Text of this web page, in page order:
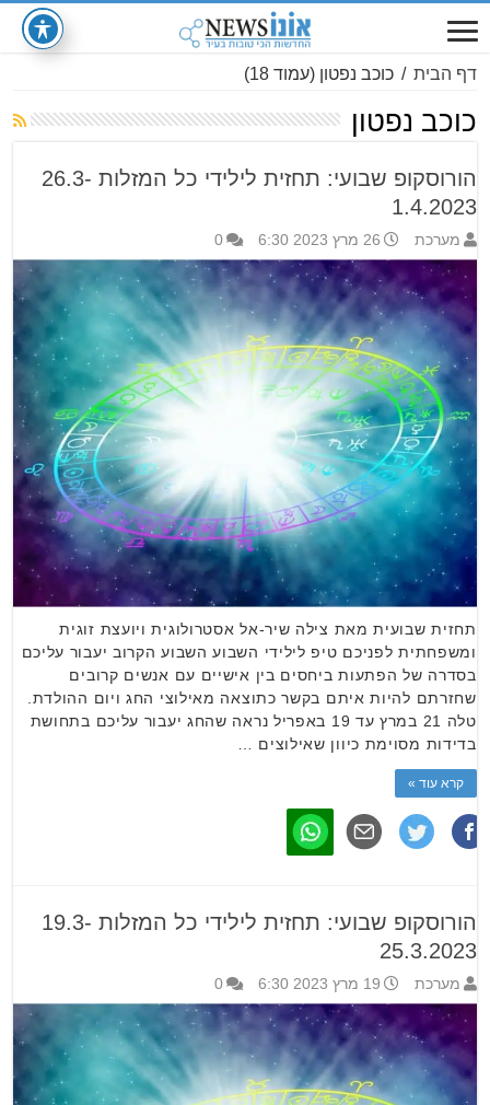
דף הבית / כוכב נפטון (עמוד 18)
כוכב נפטון
הורוסקופ שבועי: תחזית לילידי כל המזלות 26.3-
1.4.2023
מערכת 26 מרץ 2023 6:30 0
תחזית שבועית מאת צילה שיר-אל אסטרולוגית ויועצת זוגית
ומשפחתית לפניכם טיפ לילידי השבוע השבוע הקרוב יעבור עליכם
בסדרה של הפתעות ביחסים בין אישיים עם אנשים קרובים
שחזרתם להיות איתם בקשר כתוצאה מאילוצי החג ויום ההולדת.
טלה 21 במרץ עד 19 באפריל נראה שהחג יעבור עליכם בתחושת
בדידות מסוימת כיוון שאילוצים …
קרא עוד »
הורוסקופ שבועי: תחזית לילידי כל המזלות 19.3-
25.3.2023
מערכת 19 מרץ 2023 6:30 0